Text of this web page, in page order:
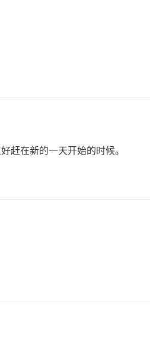
赶在新的一天开始的时候。